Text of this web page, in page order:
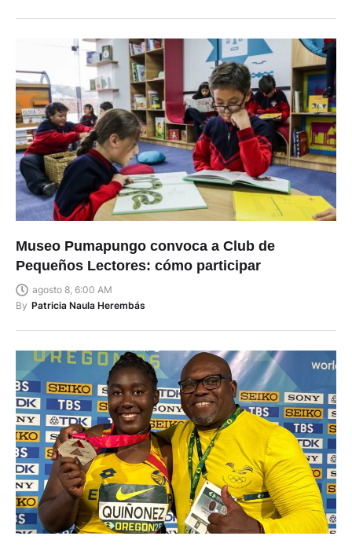
Museo Pumapungo convoca a Club de
Pequeños Lectores: cómo participar
agosto 8, 6:00 AM
By Patricia Naula Herembás